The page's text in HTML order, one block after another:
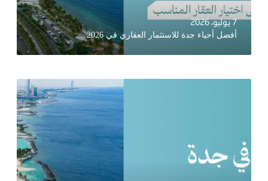
7 يوليو، 2026
أفضل أحياء جدة للاستثمار العقاري في 2026